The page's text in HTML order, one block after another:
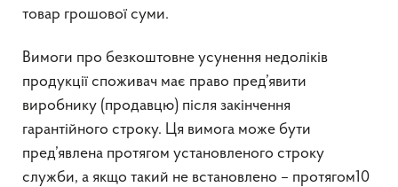
товар грошової суми.
Вимоги про безкоштовне усунення недоліків
продукції споживач має право пред’явити
виробнику (продавцю) після закінчення
гарантійного строку. Ця вимога може бути
пред’явлена протягом установленого строку
служби, а якщо такий не встановлено – протягом10